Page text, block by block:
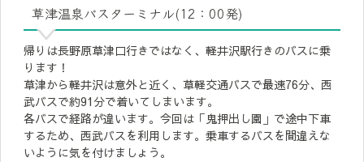
草津温泉バスターミナル(12：00発)
帰りは長野原草津口行きではなく、軽井沢駅行きのバスに乗
ります！
草津から軽井沢は意外と近く、草軽交通バスで最速76分、西
武バスで約91分で着いてしまいます。
各バスで経路が違います。今回は「鬼押出し園」で途中下車
するため、西武バスを利用します。乗車するバスを間違えな
いように気を付けましょう。